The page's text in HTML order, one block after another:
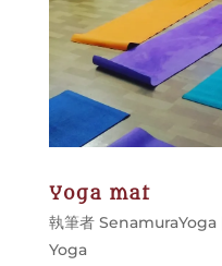
Yoga mat
執筆者 SenamuraYoga
Yoga